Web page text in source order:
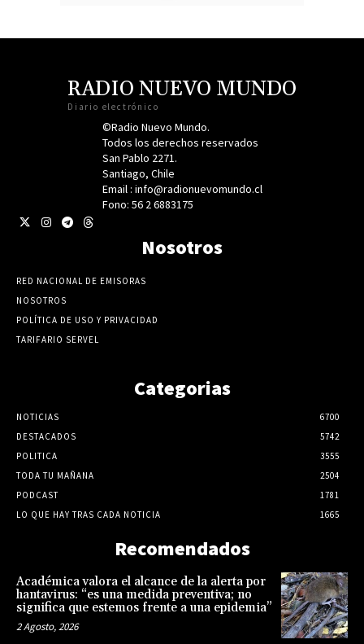
RADIO NUEVO MUNDO
Diario electrónico
©Radio Nuevo Mundo.
Todos los derechos reservados
San Pablo 2271.
Santiago, Chile
Email : info@radionuevomundo.cl
Fono: 56 2 6883175
Nosotros
RED NACIONAL DE EMISORAS
NOSOTROS
POLÍTICA DE USO Y PRIVACIDAD
TARIFARIO SERVEL
Categorias
NOTICIAS
6700
DESTACADOS
5742
POLITICA
3555
TODA TU MAÑANA
2504
PODCAST
1781
LO QUE HAY TRAS CADA NOTICIA
1665
Recomendados
Académica valora el alcance de la alerta por
hantavirus: “es una medida preventiva; no
significa que estemos frente a una epidemia”
2 Agosto, 2026